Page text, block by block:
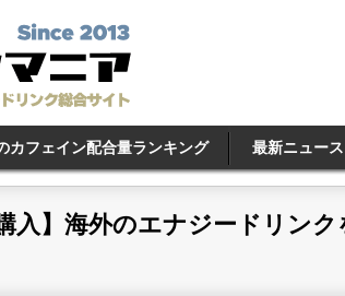
カフェイン配合量ランキング 最新ニュース
入】海外のエナジードリン